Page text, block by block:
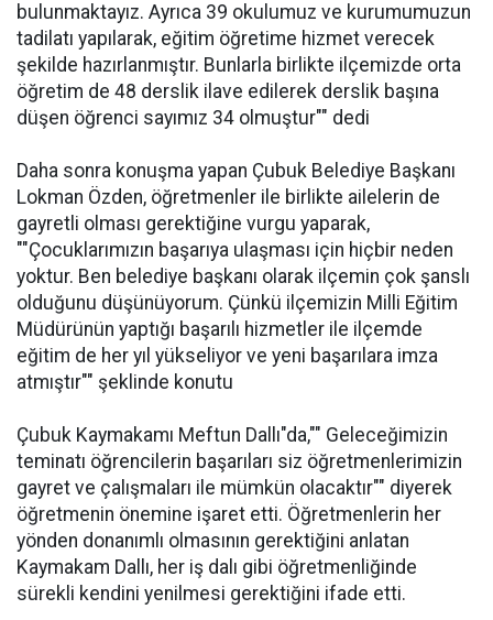
bulunmaktayız. Ayrıca 39 okulumuz ve kurumumuzun
tadilatı yapılarak, eğitim öğretime hizmet verecek
şekilde hazırlanmıştır. Bunlarla birlikte ilçemizde orta
öğretim de 48 derslik ilave edilerek derslik başına
düşen öğrenci sayımız 34 olmuştur"" dedi
Daha sonra konuşma yapan Çubuk Belediye Başkanı
Lokman Özden, öğretmenler ile birlikte ailelerin de
gayretli olması gerektiğine vurgu yaparak,
""Çocuklarımızın başarıya ulaşması için hiçbir neden
yoktur. Ben belediye başkanı olarak ilçemin çok şanslı
olduğunu düşünüyorum. Çünkü ilçemizin Milli Eğitim
Müdürünün yaptığı başarılı hizmetler ile ilçemde
eğitim de her yıl yükseliyor ve yeni başarılara imza
atmıştır"" şeklinde konutu
Çubuk Kaymakamı Meftun Dallı"da,"" Geleceğimizin
teminatı öğrencilerin başarıları siz öğretmenlerimizin
gayret ve çalışmaları ile mümkün olacaktır"" diyerek
öğretmenin önemine işaret etti. Öğretmenlerin her
yönden donanımlı olmasının gerektiğini anlatan
Kaymakam Dallı, her iş dalı gibi öğretmenliğinde
sürekli kendini yenilmesi gerektiğini ifade etti.